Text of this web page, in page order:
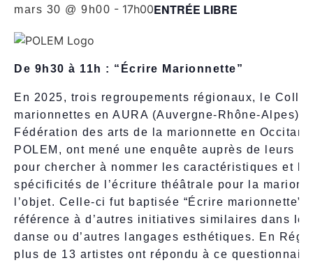
mars 30 @ 9h00 - 17h00ENTRÉE LIBRE
De 9h30 à 11h : “Écrire Marionnette”
En 2025, trois regroupements régionaux, le
marionnettes en AURA (Auvergne-Rhône-Alpes),
Fédération des arts de la marionnette en
POLEM, ont mené une enquête auprès de leurs
pour chercher à nommer les caractéristiques et
spécificités de l’écriture théâtrale pour la
l’objet. Celle-ci fut baptisée “Écrire marionnette”
référence à d’autres initiatives similaires dans le
danse ou d’autres langages esthétiques. En
plus de 13 artistes ont répondu à ce